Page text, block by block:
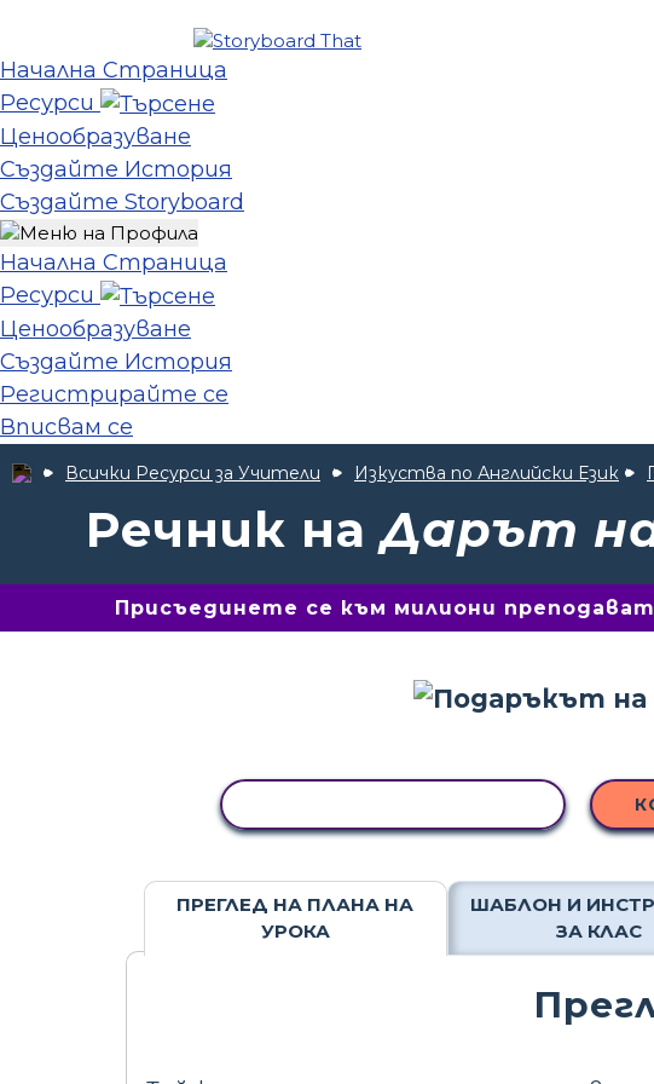
Начална Страница
Ресурси
Ценообразуване
Създайте История
Създайте Storyboard
Начална Страница
Ресурси
Ценообразуване
Създайте История
Регистрирайте се
Вписвам се
Всички Ресурси за Учители Изкуства по Английски Език
Речник наДарът
Присъединете се към милиони
ПРЕГЛЕД НА ПЛАНА НА
УРОКА
ШАБЛОН И
ЗА КЛАС